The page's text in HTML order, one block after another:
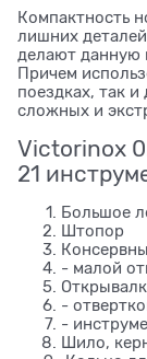
Компактность
лишних
делают данную
Причем
поездках, так
сложных и
Victorinox
21
Большое
Штопор
- малой
-
-
Шило,